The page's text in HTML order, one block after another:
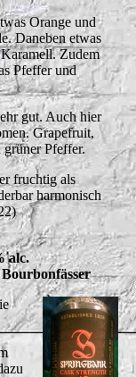
Orange und
Daneben etwas
Zudem
Pfeffer und
gut. Auch hier
Grapefruit,
Pfeffer.
fruchtig als
harmonisch
alc.